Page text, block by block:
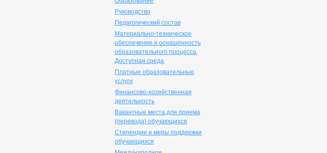
Руководство
Педагогический состав
Материально-техническое
обеспечение и оснащенность
образовательного процесса.
Доступная среда
Платные образовательные
услуги
Финансово-хозяйственная
деятельность
Вакантные места для приема
(перевода) обучающихся
Стипендии и меры поддержки
обучающихся